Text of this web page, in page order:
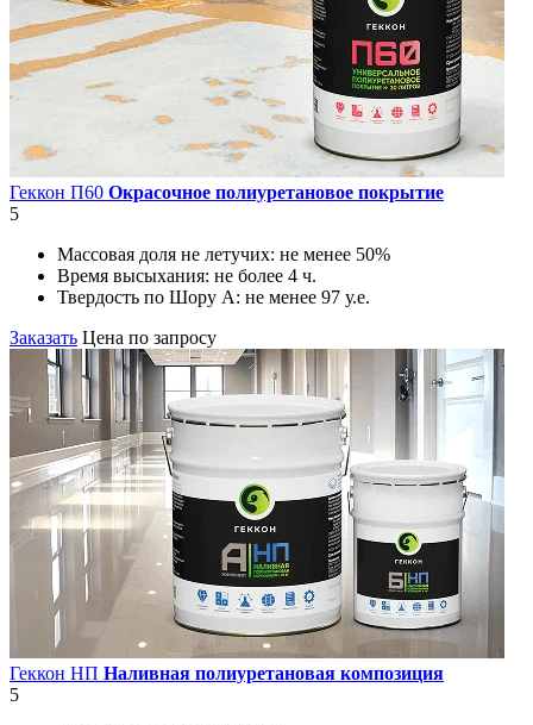
Геккон П60 Окрасочное полиуретановое покрытие
5
Массовая доля не летучих: не менее 50%
Время высыхания: не более 4 ч.
Твердость по Шору А: не менее 97 у.е.
Заказать Цена по запросу
Геккон НП Наливная полиуретановая композиция
5